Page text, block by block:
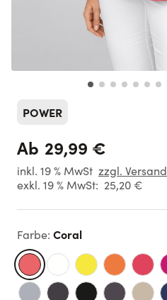
POWER
Ab 29,99 €
inkl. 19 % MwSt zzgl. Versand
exkl. 19 % MwSt: 25,20 €
Farbe: Coral